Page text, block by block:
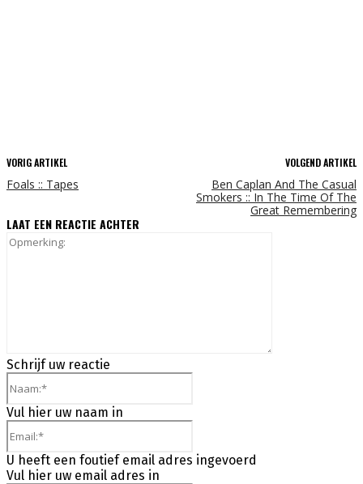
VORIG ARTIKEL
Foals :: Tapes
VOLGEND ARTIKEL
Ben Caplan And The Casual
Smokers :: In The Time Of The
Great Remembering
LAAT EEN REACTIE ACHTER
Schrijf uw reactie
Vul hier uw naam in
U heeft een foutief email adres ingevoerd
Vul hier uw email adres in